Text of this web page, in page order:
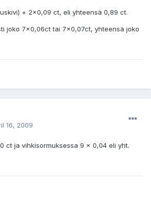
+ 2x0,09 ct, eli yhteensä 0,89 ct.
joko 7x0,06ct tai 7x0,07ct, yhteensä joko
16, 2009
ct ja vihkisormuksessa 9 x 0,04 eli yht.